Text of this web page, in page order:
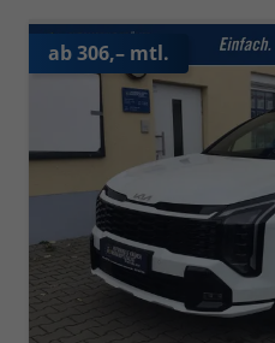
ab 306,– mtl.